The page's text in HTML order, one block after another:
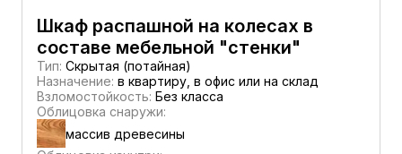
Шкаф распашной на колесах в
составе мебельной "стенки"
Тип: Скрытая (потайная)
Назначение: в квартиру, в офис или на склад
Взломостойкость: Без класса
Облицовка снаружи:
массив древесины